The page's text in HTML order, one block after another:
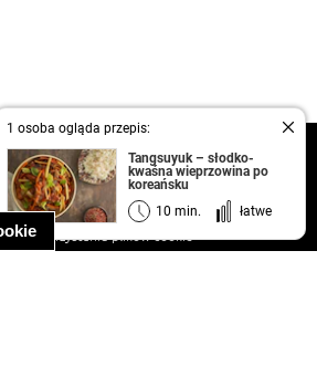
1 osoba ogląda przepis:
Tangsuyuk – słodko-
kwaśna wieprzowina po
koreańsku
10 min.
łatwe
kontakt
regulamin
o prywatności
o wykorzystaniu plików cookie